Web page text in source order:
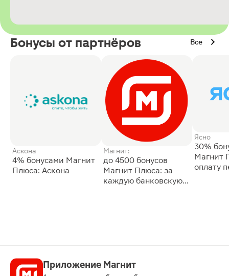
Бонусы от партнёров Все
Аскона
4% бонусами Магнит
Плюса: Аскона
Магнит:
до 4500 бонусов
Магнит Плюса: за
каждую банковскую
Ясно
30%
Магнит
оплату
Приложение Магнит